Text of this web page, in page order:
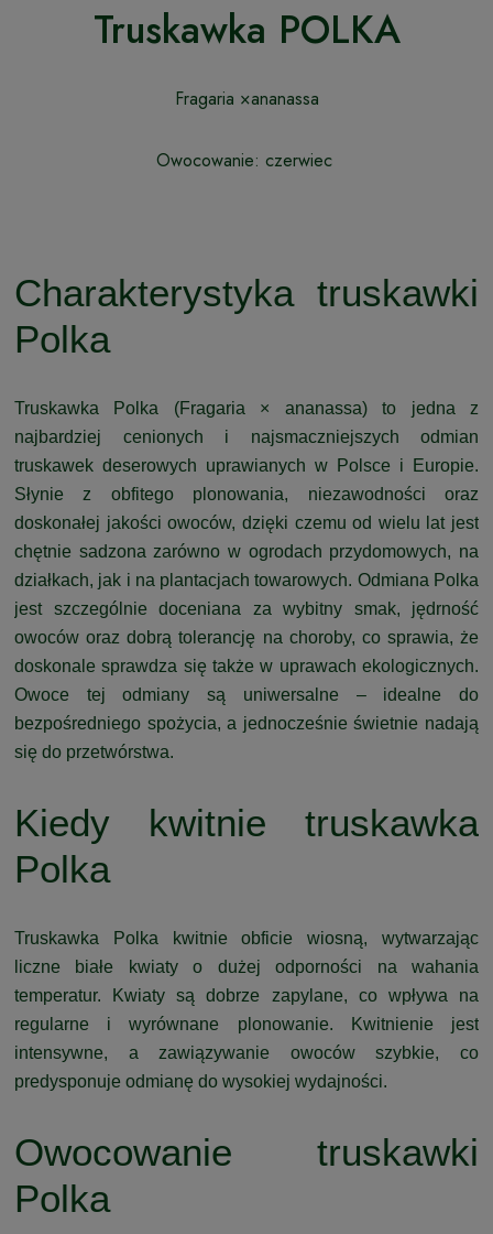
Truskawka POLKA
Fragaria ×ananassa
Owocowanie: czerwiec
Charakterystyka truskawki
Polka
Truskawka Polka (Fragaria × ananassa) to jedna z
najbardziej cenionych i najsmaczniejszych odmian
truskawek deserowych uprawianych w Polsce i Europie.
Słynie z obfitego plonowania, niezawodności oraz
doskonałej jakości owoców, dzięki czemu od wielu lat jest
chętnie sadzona zarówno w ogrodach przydomowych, na
działkach, jak i na plantacjach towarowych. Odmiana Polka
jest szczególnie doceniana za wybitny smak, jędrność
owoców oraz dobrą tolerancję na choroby, co sprawia, że
doskonale sprawdza się także w uprawach ekologicznych.
Owoce tej odmiany są uniwersalne – idealne do
bezpośredniego spożycia, a jednocześnie świetnie nadają
się do przetwórstwa.
Kiedy kwitnie truskawka
Polka
Truskawka Polka kwitnie obficie wiosną, wytwarzając
liczne białe kwiaty o dużej odporności na wahania
temperatur. Kwiaty są dobrze zapylane, co wpływa na
regularne i wyrównane plonowanie. Kwitnienie jest
intensywne, a zawiązywanie owoców szybkie, co
predysponuje odmianę do wysokiej wydajności.
Owocowanie truskawki
Polka